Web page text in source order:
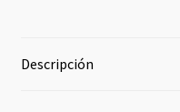
Descripción